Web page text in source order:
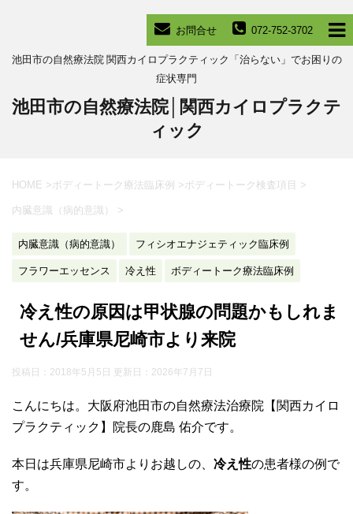
072-752-3702
お問合せ
池田市の自然療法院 関西カイロプラクティック「治らない」でお困りの
症状専門
池田市の自然療法院│関西カイロプラクテ
ィック
HOME >ボディートーク療法臨床例 >ボディートーク検査項目 >
内臓意識（病的意識） >
内臓意識（病的意識） フィシオエナジェティック臨床例
フラワーエッセンス 冷え性 ボディートーク療法臨床例
冷え性の原因は甲状腺の問題かもしれま
せん/兵庫県尼崎市より来院
投稿日：2018年5月5日 更新日： 2026年7月7日
こんにちは。大阪府池田市の自然療法治療院【関西カイロ
プラクティック】院長の鹿島 佑介です。
本日は兵庫県尼崎市よりお越しの、 冷え性の患者様の例で
す。